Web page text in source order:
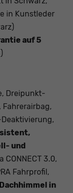
in Kunstleder
auf 5
Dreipunkt-
und
CONNECT 3.0,
Fahrprofil,
Dachhimmel in